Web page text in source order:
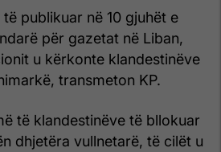
publikuar në 10 gjuhët e
për gazetat në Liban,
u kërkonte klandestinëve
transmeton KP.
të klandestinëve të bllokuar
dhjetëra vullnetarë, të cilët u